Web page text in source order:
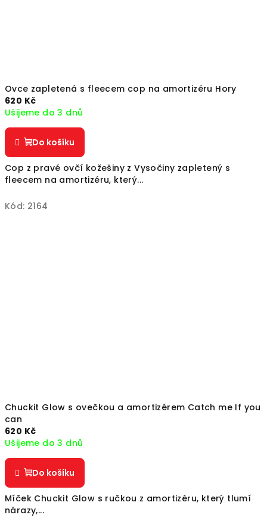
Ovce zapletená s fleecem cop na amortizéru Hory
620 Kč
Ušijeme do 3 dnů
Do košíku
Cop z pravé ovčí kožešiny z Vysočiny zapletený s
fleecem na amortizéru, který...
Kód: 2164
Chuckit Glow s ovečkou a amortizérem Catch me If you
can
620 Kč
Ušijeme do 3 dnů
Do košíku
Míček Chuckit Glow s ručkou z amortizéru, který tlumí
nárazy,...